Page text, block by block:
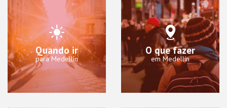
Quando ir
para Medellín
O que fazer
em Medellín